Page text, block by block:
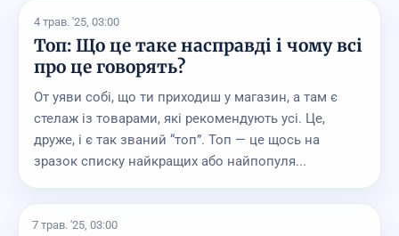
4 трав. '25, 03:00
Топ: Що це таке насправді і чому всі
про це говорять?
От уяви собі, що ти приходиш у магазин, а там є
стелаж із товарами, які рекомендують усі. Це,
друже, і є так званий “топ”. Топ — це щось на
зразок списку найкращих або найпопуля...
7 трав. '25, 03:00